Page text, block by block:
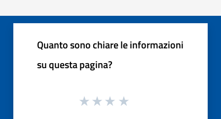
Quanto sono chiare le informazioni
su questa pagina?